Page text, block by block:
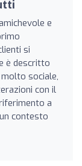
e
si
è descritto
sociale,
con il
a
contesto